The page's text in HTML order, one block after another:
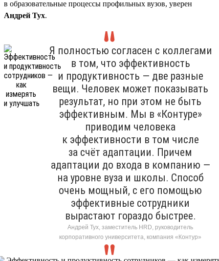
в образовательные процессы профильных вузов, уверен
Андрей Тух.
Я полностью согласен с коллегами
в том, что эффективность
и продуктивность — две разные
вещи. Человек может показывать
результат, но при этом не быть
эффективным. Мы в «Контуре»
приводим человека
к эффективности в том числе
за счёт адаптации. Причем
адаптации до входа в компанию —
на уровне вуза и школы. Способ
очень мощный, с его помощью
эффективные сотрудники
вырастают гораздо быстрее.
Андрей Тух, заместитель HRD, руководитель
корпоративного университета, компания «Контур»